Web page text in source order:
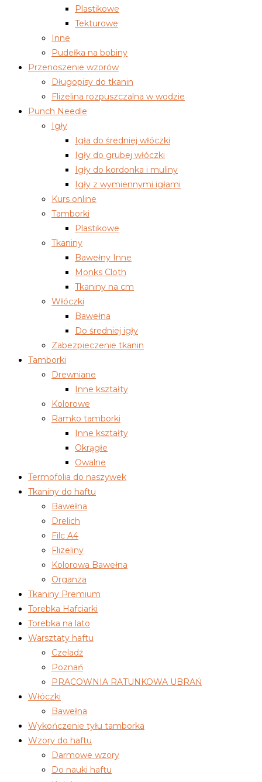
Plastikowe
Tekturowe
Inne
Pudełka na bobiny
Przenoszenie wzorów
Długopisy do tkanin
Flizelina rozpuszczalna w wodzie
Punch Needle
Igły
Igła do średniej włóczki
Igły do grubej włóczki
Igły do kordonka i muliny
Igły z wymiennymi igłami
Kurs online
Tamborki
Plastikowe
Tkaniny
Bawełny Inne
Monks Cloth
Tkaniny na cm
Włóczki
Bawełna
Do średniej igły
Zabezpieczenie tkanin
Tamborki
Drewniane
Inne kształty
Kolorowe
Ramko tamborki
Inne kształty
Okrągłe
Owalne
Termofolia do naszywek
Tkaniny do haftu
Bawełna
Drelich
Filc A4
Flizeliny
Kolorowa Bawełna
Organza
Tkaniny Premium
Torebka Hafciarki
Torebka na lato
Warsztaty haftu
Czeladź
Poznań
PRACOWNIA RATUNKOWA UBRAŃ
Włóczki
Bawełna
Wykończenie tyłu tamborka
Wzory do haftu
Darmowe wzory
Do nauki haftu